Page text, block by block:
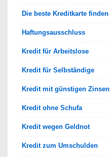
Die beste Kreditkarte finden
Haftungsausschluss
Kredit für Arbeitslose
Kredit für Selbständige
Kredit mit günstigen Zinsen
Kredit ohne Schufa
Kredit wegen Geldnot
Kredit zum Umschulden